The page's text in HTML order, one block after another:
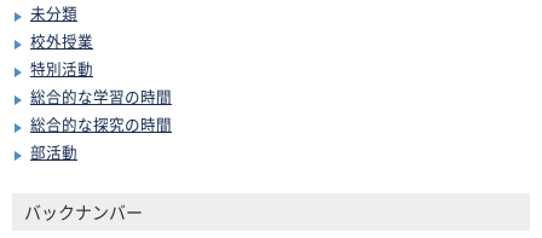
未分類
校外授業
特別活動
総合的な学習の時間
総合的な探究の時間
部活動
バックナンバー